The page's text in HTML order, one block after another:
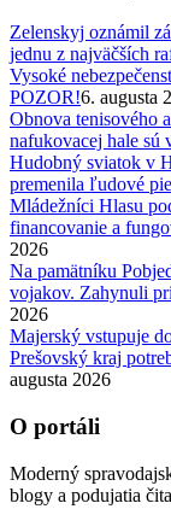
Zelenskyj oznámil
jednu z najväčších
Vysoké
POZOR!6. augusta
Obnova tenisového
nafukovacej hale sú
Hudobný sviatok v
premenila ľudové
Mládežníci Hlasu
financovanie a
2026
Na pamätníku
vojakov. Zahynuli
2026
Majerský vstupuje
Prešovský kraj
augusta 2026
O portáli
Moderný
blogy a podujatia